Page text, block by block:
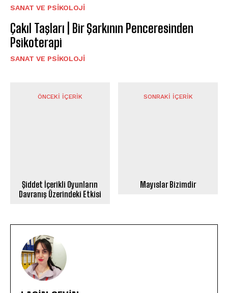
SANAT VE PSIKOLOJI
Çakıl Taşları | Bir Şarkının Penceresinden
Psikoterapi
SANAT VE PSIKOLOJI
ÖNCEKI İÇERIK
Şiddet İçerikli Oyunların
Davranış Üzerindeki Etkisi
SONRAKI İÇERIK
Mayıslar Bizimdir